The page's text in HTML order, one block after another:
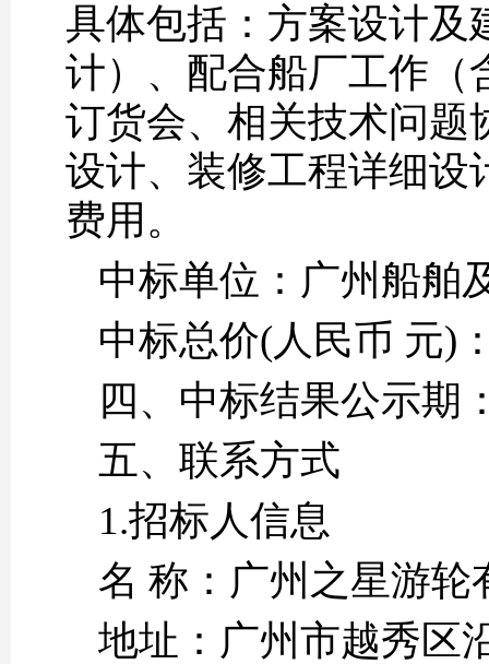
具体包括：方案设计及
计）、配合船厂工作（
订货会、相关技术问题
设计、装修工程详细设
费用。
中标单位：广州船舶
中标总价(人民币 元)
四、中标结果公示期
五、联系方式
1.招标人信息
名 称：广州之星游轮
地址：广州市越秀区